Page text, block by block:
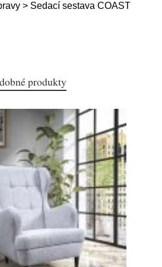
> Sedací sestava COAST
produkty